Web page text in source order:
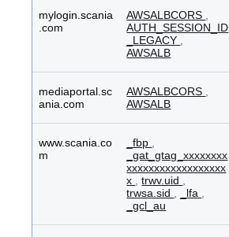
mylogin.scania
.com
AWSALBCORS
AUTH_SESSION_ID
_LEGACY
AWSALB
mediaportal.sc
ania.com
AWSALBCORS
AWSALB
www.scania.co
m
_fbp
_gat_gtag_xxxxxxxx
xxxxxxxxxxxxxxxxxx
x
,trwv.uid
trwsa.sid
_lfa
_gcl_au